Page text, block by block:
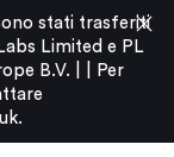
stati trasferiti
Limited e PL
B.V. |
Per
.
close